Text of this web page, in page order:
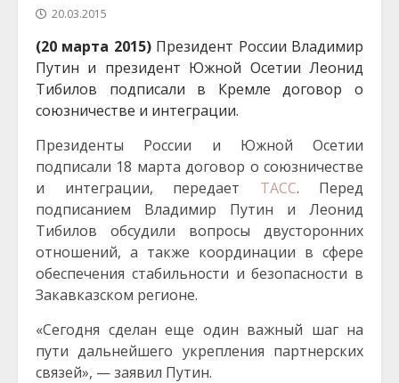
20.03.2015
(20 марта 2015)Президент России Владимир
Путин и президент Южной Осетии Леонид
Тибилов подписали в Кремле договор о
союзничестве и интеграции.
Президенты России и Южной Осетии
подписали 18 марта договор о союзничестве
и интеграции, передает ТАСС. Перед
подписанием Владимир Путин и Леонид
Тибилов обсудили вопросы двусторонних
отношений, а также координации в сфере
обеспечения стабильности и безопасности в
Закавказском регионе.
«Сегодня сделан еще один важный шаг на
пути дальнейшего укрепления партнерских
связей», — заявил Путин.